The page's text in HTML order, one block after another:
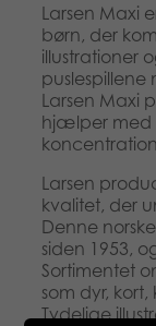
Larsen Maxi
børn, der
illustrationer
Larsen Maxi
hjælper med
Larsen
kvalitet, der
Denne
siden 1953,
Sortimentet
som dyr,
Tydelige